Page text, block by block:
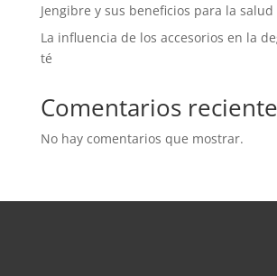
Jengibre y sus beneficios para la salud
La influencia de los accesorios en la
té
Comentarios
No hay comentarios que mostrar.